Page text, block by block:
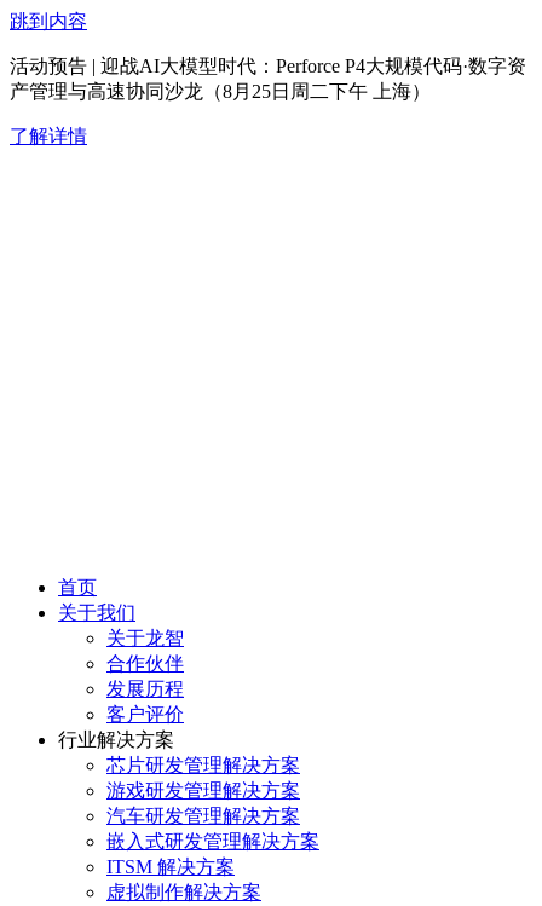
跳到内容
活动预告 | 迎战AI大模型时代：Perforce P4大规模代码·数字资
产管理与高速协同沙龙（8月25日周二下午 上海）
了解详情
首页
关于我们
关于龙智
合作伙伴
发展历程
客户评价
行业解决方案
芯片研发管理解决方案
游戏研发管理解决方案
汽车研发管理解决方案
嵌入式研发管理解决方案
ITSM 解决方案
虚拟制作解决方案